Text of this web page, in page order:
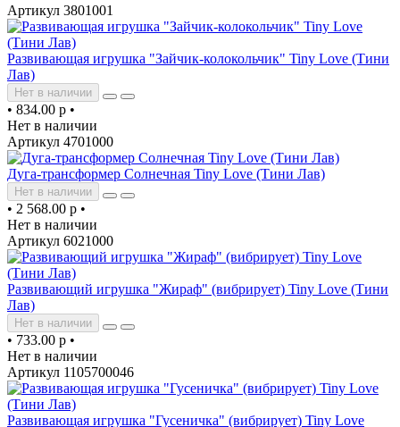
Артикул 3801001
Развивающая игрушка "Зайчик-колокольчик" Tiny Love (Тини
Лав)
Нет в наличии
• 834.00 р •
Нет в наличии
Артикул 4701000
Дуга-трансформер Солнечная Tiny Love (Тини Лав)
Нет в наличии
• 2 568.00 р •
Нет в наличии
Артикул 6021000
Развивающий игрушка "Жираф" (вибрирует) Tiny Love (Тини
Лав)
Нет в наличии
• 733.00 р •
Нет в наличии
Артикул 1105700046
Развивающая игрушка "Гусеничка" (вибрирует) Tiny Love